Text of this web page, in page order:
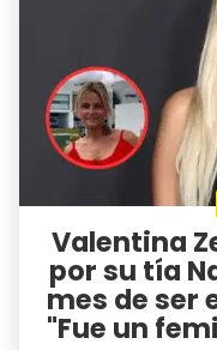
Valentina
por su tía
mes de ser
"Fue un